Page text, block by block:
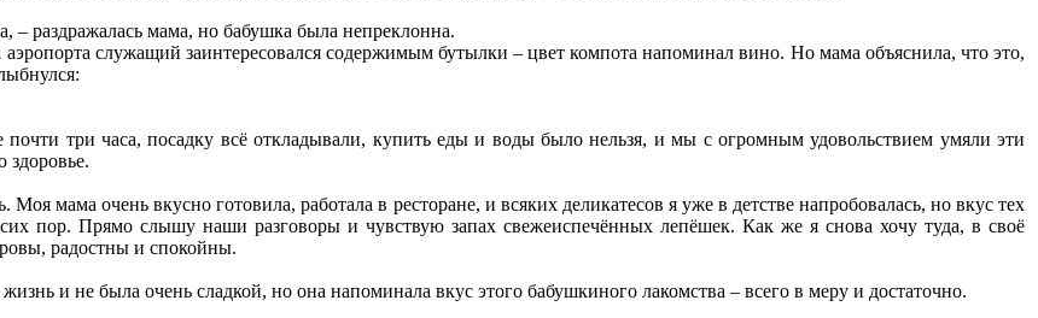
– раздражалась мама, но бабушка была непреклонна.
служащий заинтересовался содержимым бутылки – цвет компота напоминал вино. Но мама объяснила, что это,
три часа, посадку всё откладывали, купить еды и воды было нельзя, и мы с огромным удовольствием умяли эти
здоровье.
Моя мама очень вкусно готовила, работала в ресторане, и всяких деликатесов я уже в детстве напробовалась, но вкус тех
пор. Прямо слышу наши разговоры и чувствую запах свежеиспечённых лепёшек. Как же я снова хочу туда, в своё
радостны и спокойны.
и не была очень сладкой, но она напоминала вкус этого бабушкиного лакомства – всего в меру и достаточно.